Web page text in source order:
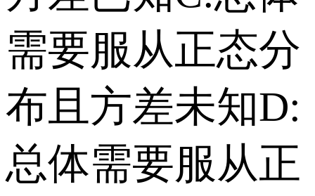
需要服从正态分
布且方差未知 D:
总体需要服从正